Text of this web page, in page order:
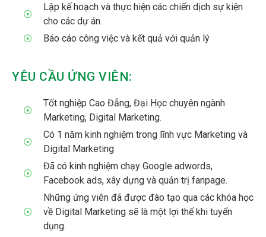
Lập kế hoạch và thực hiện các chiến dịch sự kiện
cho các dự án.
Báo cáo công việc và kết quả với quản lý
YÊU CẦU ỨNG VIÊN:
Tốt nghiệp Cao Đẳng, Đại Học chuyên ngành
Marketing, Digital Marketing.
Có 1 năm kinh nghiệm trong lĩnh vực Marketing và
Digital Marketing
Đã có kinh nghiệm chạy Google adwords,
Facebook ads, xây dựng và quản trị fanpage.
Những ứng viên đã được đào tạo qua các khóa học
về Digital Marketing sẽ là một lợi thế khi tuyển
dụng.